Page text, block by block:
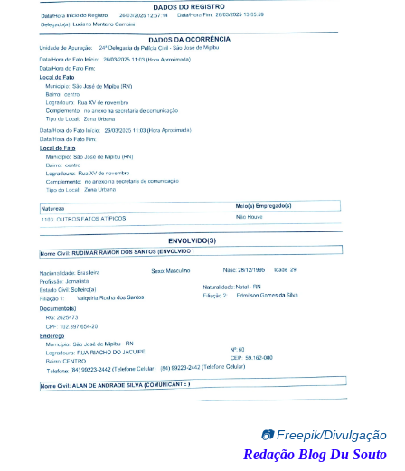
📷 Freepik/Divulgação
Redação Blog Du Souto